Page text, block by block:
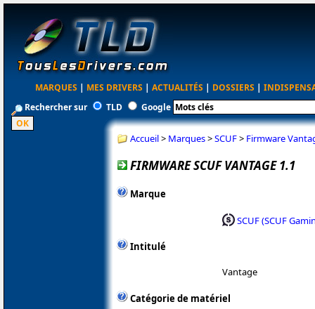
MARQUES | MES DRIVERS | ACTUALITÉS | DOSSIERS |
Rechercher sur
TLD Google
Accueil> Marques>SCUF> Firmware
FIRMWARE SCUF VANTAGE 1.1
Marque
SCUF (SCUF
Intitulé
Vantage
Catégorie de matériel